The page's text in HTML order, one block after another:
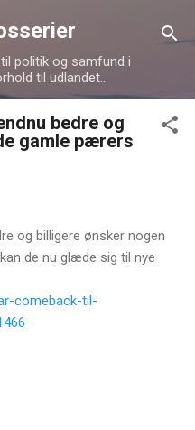
politik og samfund i
til udlandet...
bedre og
gamle pærers
og billigere ønsker nogen
de nu glæde sig til nye
comeback-til-